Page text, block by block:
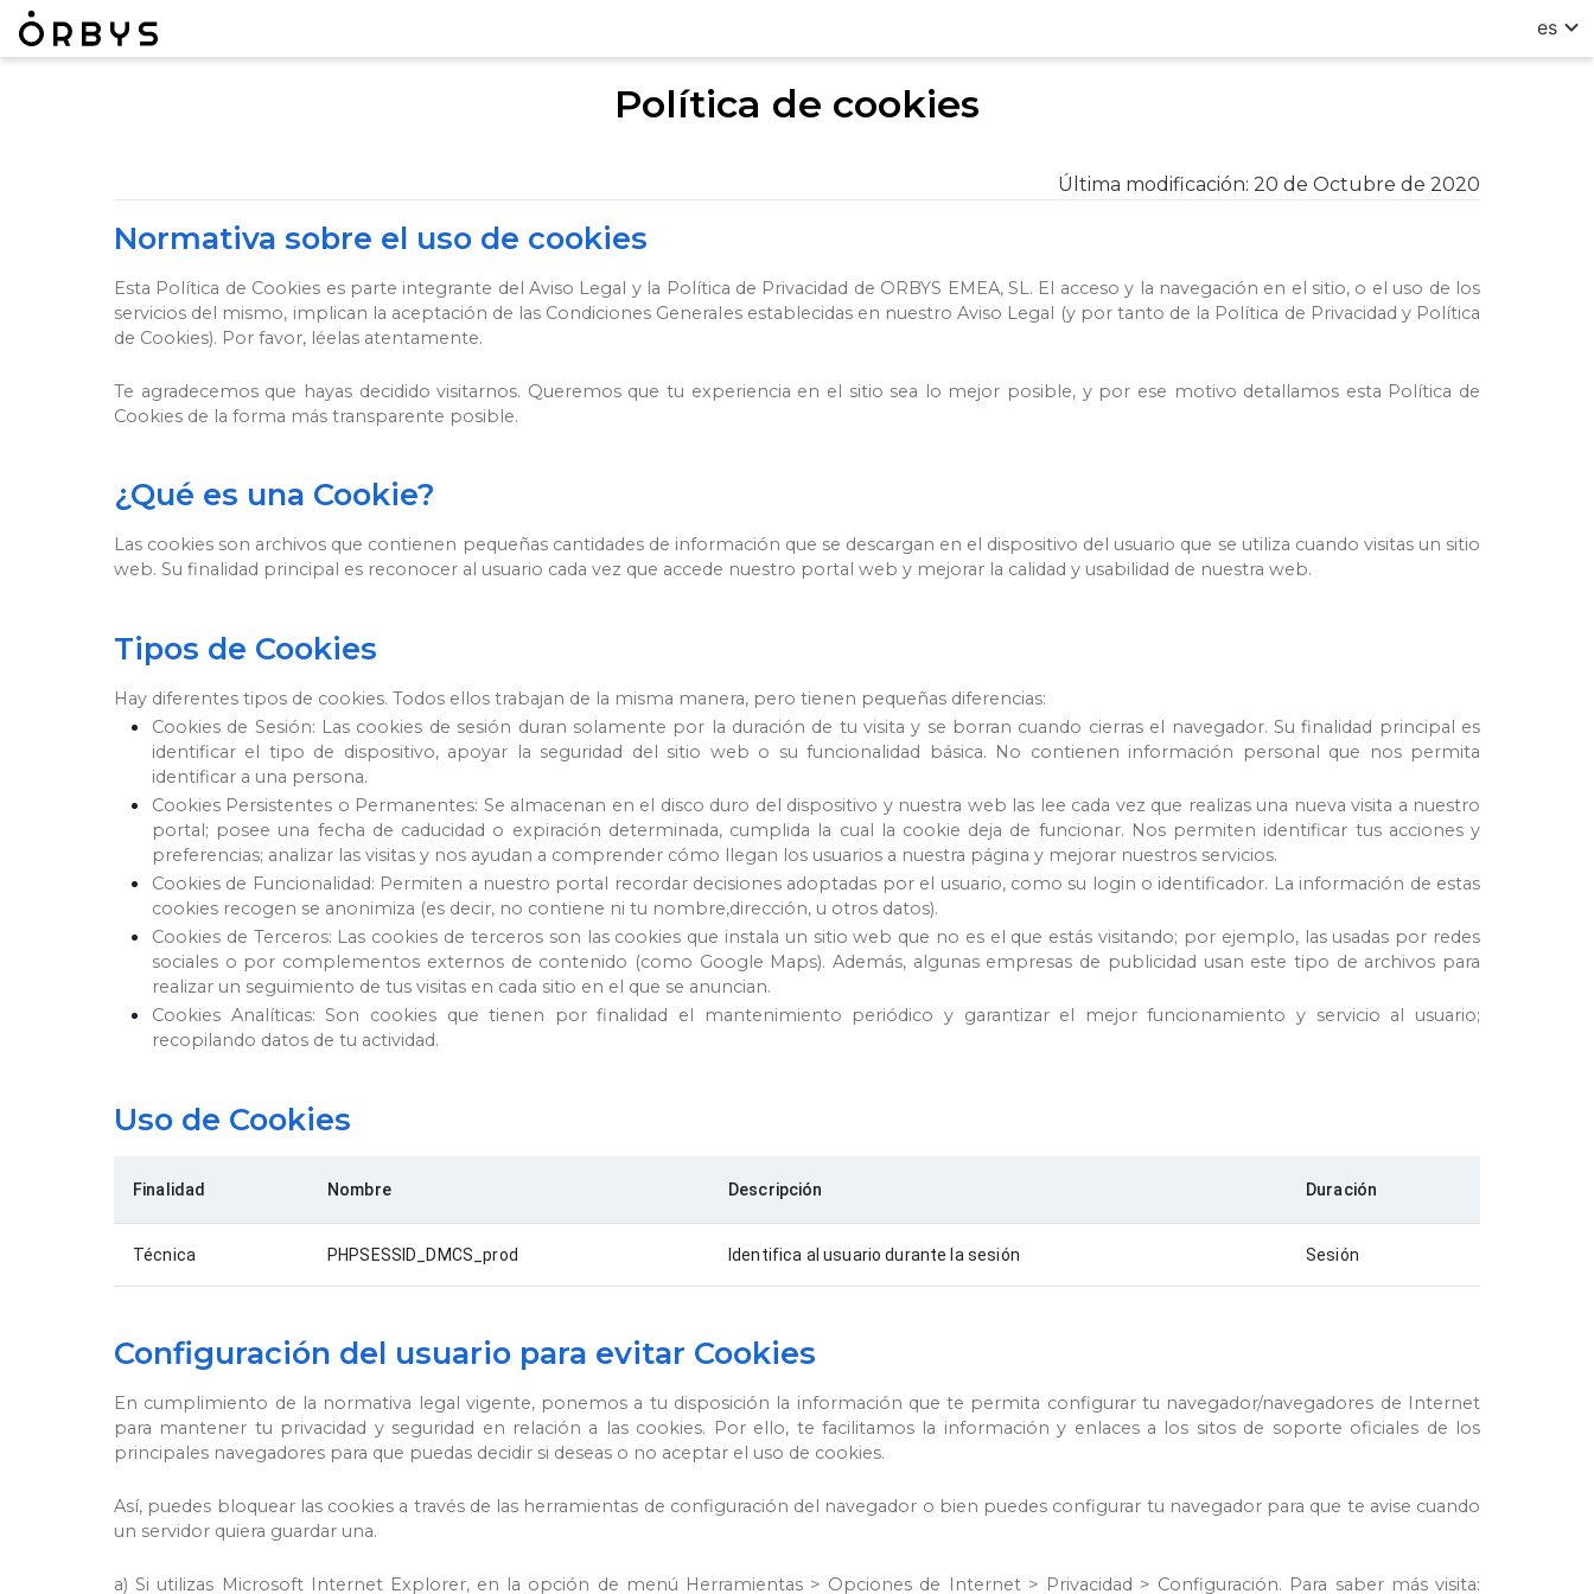
es
Política de cookies
Última modificación: 20 de Octubre de 2020
Normativa sobre el uso de cookies
Esta Política de Cookies es parte integrante del Aviso Legal y la Política de Privacidad de ORBYS EMEA, SL. El acceso y la navegación en el sitio, o el uso de los
servicios del mismo, implican la aceptación de las Condiciones Generales establecidas en nuestro Aviso Legal (y por tanto de la Política de Privacidad y Política
de Cookies). Por favor, léelas atentamente.
Te agradecemos que hayas decidido visitarnos. Queremos que tu experiencia en el sitio sea lo mejor posible, y por ese motivo detallamos esta Política de
Cookies de la forma más transparente posible.
¿Qué es una Cookie?
Las cookies son archivos que contienen pequeñas cantidades de información que se descargan en el dispositivo del usuario que se utiliza cuando visitas un sitio
web. Su finalidad principal es reconocer al usuario cada vez que accede nuestro portal web y mejorar la calidad y usabilidad de nuestra web.
Tipos de Cookies
Hay diferentes tipos de cookies. Todos ellos trabajan de la misma manera, pero tienen pequeñas diferencias:
Cookies de Sesión: Las cookies de sesión duran solamente por la duración de tu visita y se borran cuando cierras el navegador. Su finalidad principal es
identificar el tipo de dispositivo, apoyar la seguridad del sitio web o su funcionalidad básica. No contienen información personal que nos permita
identificar a una persona.
Cookies Persistentes o Permanentes: Se almacenan en el disco duro del dispositivo y nuestra web las lee cada vez que realizas una nueva visita a nuestro
portal; posee una fecha de caducidad o expiración determinada, cumplida la cual la cookie deja de funcionar. Nos permiten identificar tus acciones y
preferencias; analizar las visitas y nos ayudan a comprender cómo llegan los usuarios a nuestra página y mejorar nuestros servicios.
Cookies de Funcionalidad: Permiten a nuestro portal recordar decisiones adoptadas por el usuario, como su login o identificador. La información de estas
cookies recogen se anonimiza (es decir, no contiene ni tu nombre,dirección, u otros datos).
Cookies de Terceros: Las cookies de terceros son las cookies que instala un sitio web que no es el que estás visitando; por ejemplo, las usadas por redes
sociales o por complementos externos de contenido (como Google Maps). Además, algunas empresas de publicidad usan este tipo de archivos para
realizar un seguimiento de tus visitas en cada sitio en el que se anuncian.
Cookies Analíticas: Son cookies que tienen por finalidad el mantenimiento periódico y garantizar el mejor funcionamiento y servicio al usuario;
recopilando datos de tu actividad.
Uso de Cookies
Finalidad Nombre Descripción Duración
Técnica PHPSESSID_DMCS_prod Identifica al usuario durante la sesión Sesión
Configuración del usuario para evitar Cookies
En cumplimiento de la normativa legal vigente, ponemos a tu disposición la información que te permita configurar tu navegador/navegadores de Internet
para mantener tu privacidad y seguridad en relación a las cookies. Por ello, te facilitamos la información y enlaces a los sitos de soporte oficiales de los
principales navegadores para que puedas decidir si deseas o no aceptar el uso de cookies.
Así, puedes bloquear las cookies a través de las herramientas de configuración del navegador o bien puedes configurar tu navegador para que te avise cuando
un servidor quiera guardar una.
a) Si utilizas Microsoft Internet Explorer, en la opción de menú Herramientas > Opciones de Internet > Privacidad > Configuración. Para saber más visita: